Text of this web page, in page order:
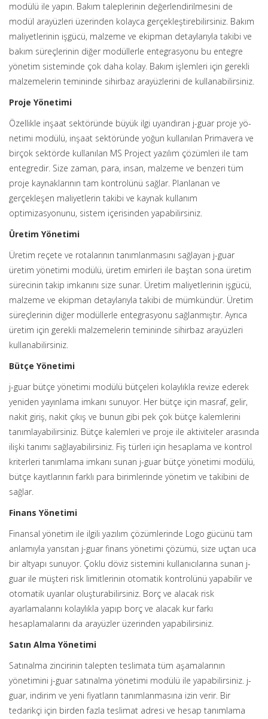
modülü ile yapın. Bakım taleplerinin değerlendirilmesini de
modül arayüzleri üzerinden kolayca gerçekleştirebilirsiniz. Bakım
maliyetlerinin işgücü, malzeme ve ekipman detaylarıyla takibi ve
bakım süreçlerinin diğer modüllerle entegrasyonu bu entegre
yönetim sisteminde çok daha kolay. Bakım işlemleri için gerekli
malzemelerin temininde sihirbaz arayüzlerini de kullanabilirsiniz.
Proje Yönetimi
Özellikle inşaat sektöründe büyük ilgi uyandıran j-guar proje yö-
netimi modülü, inşaat sektöründe yoğun kullanılan Primavera ve
birçok sektörde kullanılan MS Project yazılım çözümleri ile tam
entegredir. Size zaman, para, insan, malzeme ve benzeri tüm
proje kaynaklarının tam kontrolünü sağlar. Planlanan ve
gerçekleşen maliyetlerin takibi ve kaynak kullanım
optimizasyonunu, sistem içerisinden yapabilirsiniz.
Üretim Yönetimi
Üretim reçete ve rotalarının tanımlanmasını sağlayan j-guar
üretim yönetimi modülü, üretim emirleri ile baştan sona üretim
sürecinin takip imkanını size sunar. Üretim maliyetlerinin işgücü,
malzeme ve ekipman detaylarıyla takibi de mümkündür. Üretim
süreçlerinin diğer modüllerle entegrasyonu sağlanmıştır. Ayrıca
üretim için gerekli malzemelerin temininde sihirbaz arayüzleri
kullanabilirsiniz.
Bütçe Yönetimi
j-guar bütçe yönetimi modülü bütçeleri kolaylıkla revize ederek
yeniden yayınlama imkanı sunuyor. Her bütçe için masraf, gelir,
nakit giriş, nakit çıkış ve bunun gibi pek çok bütçe kalemlerini
tanımlayabilirsiniz. Bütçe kalemleri ve proje ile aktiviteler arasında
ilişki tanımı sağlayabilirsiniz. Fiş türleri için hesaplama ve kontrol
kriterleri tanımlama imkanı sunan j-guar bütçe yönetimi modülü,
bütçe kayıtlarının farklı para birimlerinde yönetim ve takibini de
sağlar.
Finans Yönetimi
Finansal yönetim ile ilgili yazılım çözümlerinde Logo gücünü tam
anlamıyla yansıtan j-guar finans yönetimi çözümü, size uçtan uca
bir altyapı sunuyor. Çoklu döviz sistemini kullanıcılarına sunan j-
guar ile müşteri risk limitlerinin otomatik kontrolünü yapabilir ve
otomatik uyarılar oluşturabilirsiniz. Borç ve alacak risk
ayarlamalarını kolaylıkla yapıp borç ve alacak kur farkı
hesaplamalarını da arayüzler üzerinden yapabilirsiniz.
Satın Alma Yönetimi
Satınalma zincirinin talepten teslimata tüm aşamalarının
yönetimini j-guar satınalma yönetimi modülü ile yapabilirsiniz. j-
guar, indirim ve yeni fiyatların tanımlanmasına izin verir. Bir
tedarikçi için birden fazla teslimat adresi ve hesap tanımlama